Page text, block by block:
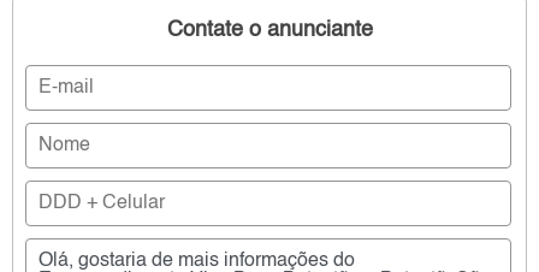
Contate o anunciante